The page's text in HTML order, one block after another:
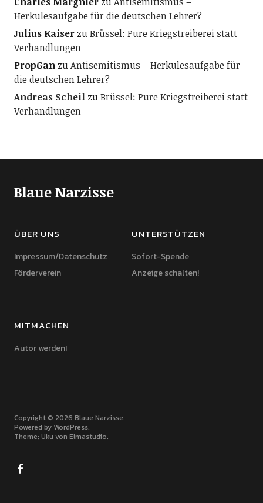
Herkulesaufgabe für die deutschen Lehrer?
Julius KaiserzuBrüssel: Pure Kriegstreiberei statt
Verhandlungen
PropGanzuAntisemitismus – Herkulesaufgabe für
die deutschen Lehrer?
Andreas ScheilzuBrüssel: Pure Kriegstreiberei statt
Verhandlungen
Blaue Narzisse
ÜBER UNS
Impressum/Datenschutz
Förderverein
UNTERSTÜTZEN
Sofort-Spende
Anzeige schalten!
MITMACHEN
Autor werden!
Copyright © 2026 Blaue Narzisse
Powered by WordPress
Theme: Uku von Elmastudio